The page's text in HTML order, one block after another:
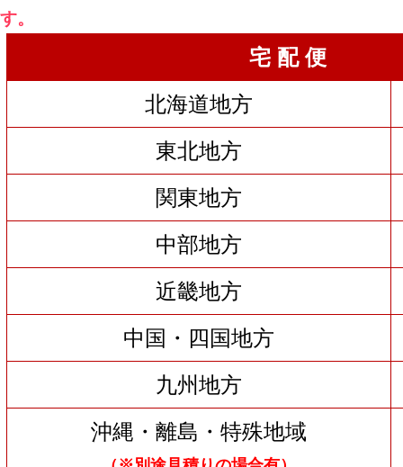
す。
宅 配 便
北海道地方
東北地方
関東地方
中部地方
近畿地方
中国・四国地方
九州地方
沖縄・離島・特殊地域